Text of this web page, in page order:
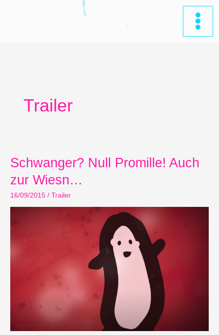
Trailer
Schwanger? Null Promille! Auch
zur Wiesn…
16/09/2015/Trailer